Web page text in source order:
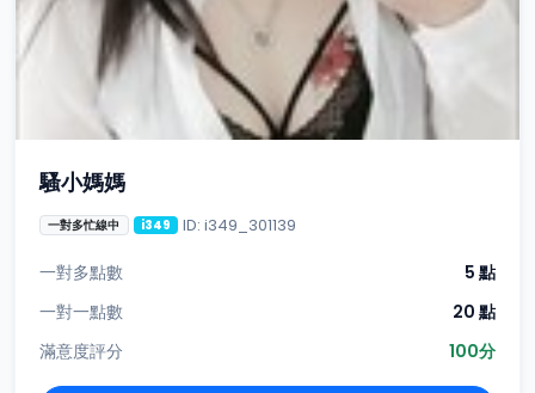
騷小媽媽
一對多忙線中 i349 ID: i349_301139
一對多點數
5 點
一對一點數
20 點
滿意度評分
100分